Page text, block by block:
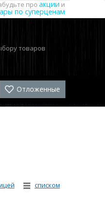
про акции и
по суперценам
товаров
Отложенные
списком